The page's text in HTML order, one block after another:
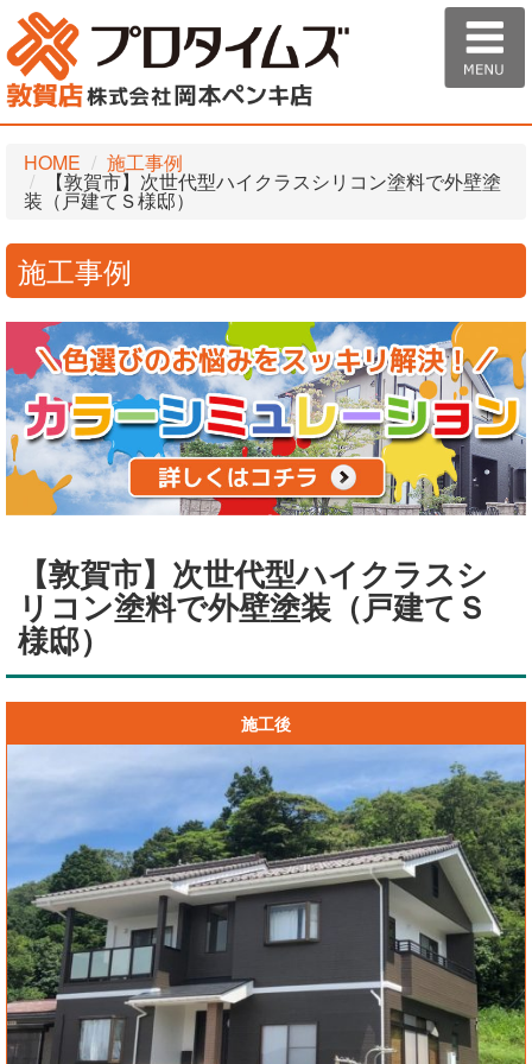
HOME 施工事例
【敦賀市】次世代型ハイクラスシリコン塗料で外壁塗
装（戸建てＳ様邸）
施工事例
【敦賀市】次世代型ハイクラスシ
リコン塗料で外壁塗装（戸建てＳ
様邸）
施工後